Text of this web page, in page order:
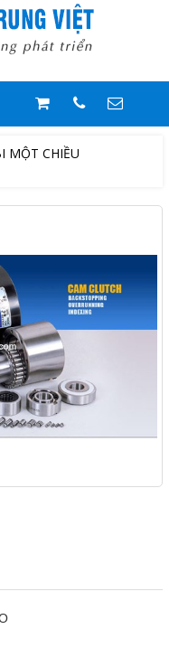
MỘT CHIỀU
0909244818
Địa chỉ
Số 109/6/11, Quốc Lộ 1A, Khu
Phố 5, Phường An Phú Đông,
Quận 12, TP. HCM, Việt Nam
Điện thoại
Mr. Trung/ Zalo : 0909.244.818
Email
Ngoctrung.cotrungviet@gmail.com